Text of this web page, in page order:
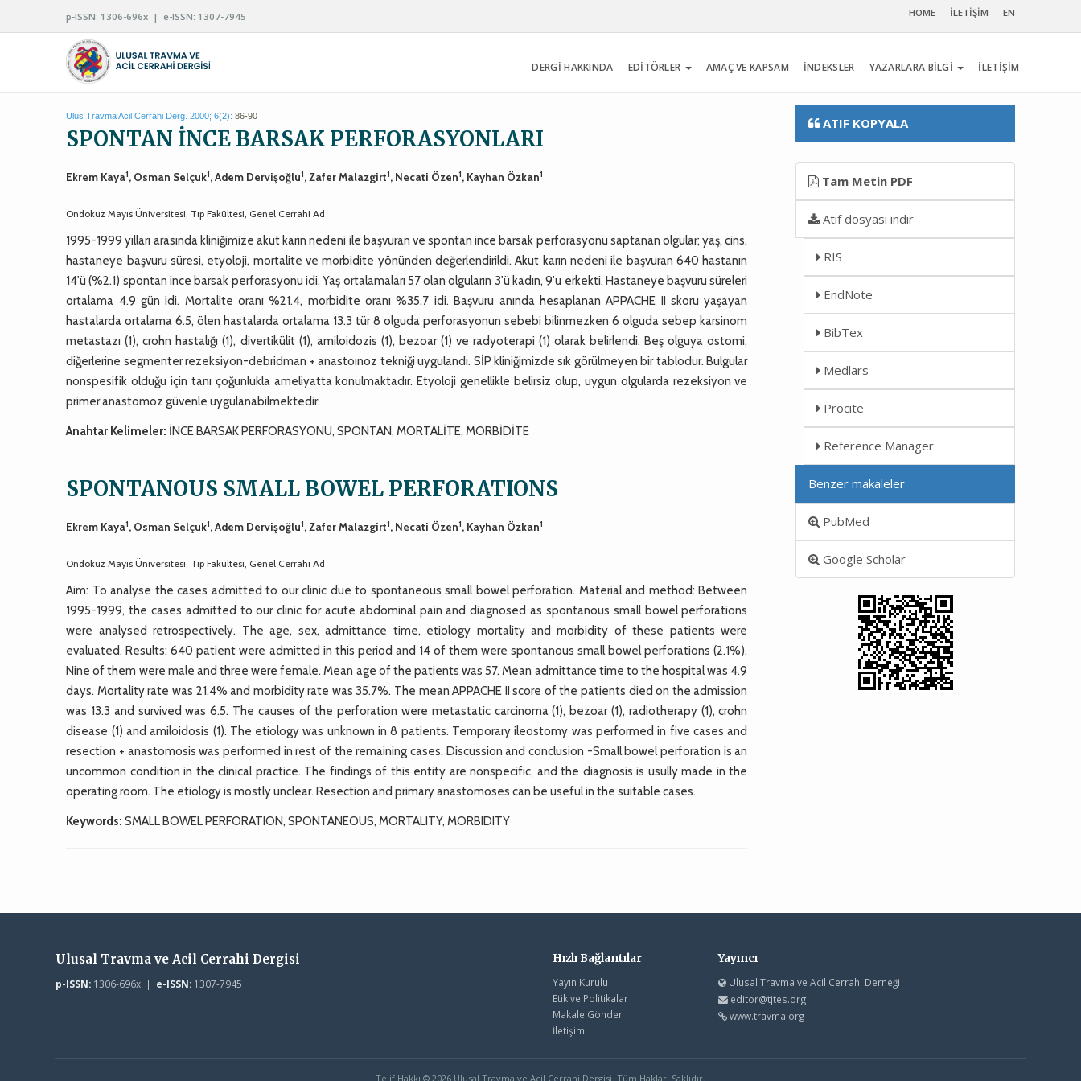
p-ISSN: 1306-696x | e-ISSN: 1307-7945 HOME İLETİŞİM EN
DERGİ HAKKINDA EDİTÖRLER AMAÇ VE KAPSAM İNDEKSLER YAZARLARA BİLGİ İLETİŞİM
Ulus Travma Acil Cerrahi Derg. 2000; 6(2): 86-90
SPONTAN İNCE BARSAK PERFORASYONLARI
Ekrem Kaya1, Osman Selçuk1, Adem Dervişoğlu1, Zafer Malazgirt1, Necati Özen1, Kayhan Özkan1
Ondokuz Mayıs Üniversitesi, Tıp Fakültesi, Genel Cerrahi Ad
1995-1999 yılları arasında kliniğimize akut karın nedeni ile başvuran ve spontan ince barsak perforasyonu saptanan olgular; yaş, cins,
hastaneye başvuru süresi, etyoloji, mortalite ve morbidite yönünden değerlendirildi. Akut karın nedeni ile başvuran 640 hastanın
14'ü (%2.1) spontan ince barsak perforasyonu idi. Yaş ortalamaları 57 olan olguların 3'ü kadın, 9'u erkekti. Hastaneye başvuru süreleri
ortalama 4.9 gün idi. Mortalite oranı %21.4, morbidite oranı %35.7 idi. Başvuru anında hesaplanan APPACHE II skoru yaşayan
hastalarda ortalama 6.5, ölen hastalarda ortalama 13.3 tür 8 olguda perforasyonun sebebi bilinmezken 6 olguda sebep karsinom
metastazı (1), crohn hastalığı (1), divertikülit (1), amiloidozis (1), bezoar (1) ve radyoterapi (1) olarak belirlendi. Beş olguya ostomi,
diğerlerine segmenter rezeksiyon-debridman + anastoınoz tekniği uygulandı. SİP kliniğimizde sık görülmeyen bir tablodur. Bulgular
nonspesifik olduğu için tanı çoğunlukla ameliyatta konulmaktadır. Etyoloji genellikle belirsiz olup, uygun olgularda rezeksiyon ve
primer anastomoz güvenle uygulanabilmektedir.
Anahtar Kelimeler: İNCE BARSAK PERFORASYONU, SPONTAN, MORTALİTE, MORBİDİTE
SPONTANOUS SMALL BOWEL PERFORATIONS
Ekrem Kaya1, Osman Selçuk1, Adem Dervişoğlu1, Zafer Malazgirt1, Necati Özen1, Kayhan Özkan1
Ondokuz Mayıs Üniversitesi, Tıp Fakültesi, Genel Cerrahi Ad
Aim: To analyse the cases admitted to our clinic due to spontaneous small bowel perforation. Material and method: Between
1995-1999, the cases admitted to our clinic for acute abdominal pain and diagnosed as spontanous small bowel perforations
were analysed retrospectively. The age, sex, admittance time, etiology mortality and morbidity of these patients were
evaluated. Results: 640 patient were admitted in this period and 14 of them were spontanous small bowel perforations (2.1%).
Nine of them were male and three were female. Mean age of the patients was 57. Mean admittance time to the hospital was 4.9
days. Mortality rate was 21.4% and morbidity rate was 35.7%. The mean APPACHE II score of the patients died on the admission
was 13.3 and survived was 6.5. The causes of the perforation were metastatic carcinoma (1), bezoar (1), radiotherapy (1), crohn
disease (1) and amiloidosis (1). The etiology was unknown in 8 patients. Temporary ileostomy was performed in five cases and
resection + anastomosis was performed in rest of the remaining cases. Discussion and conclusion -Small bowel perforation is an
uncommon condition in the clinical practice. The findings of this entity are nonspecific, and the diagnosis is usully made in the
operating room. The etiology is mostly unclear. Resection and primary anastomoses can be useful in the suitable cases.
Keywords: SMALL BOWEL PERFORATION, SPONTANEOUS, MORTALITY, MORBIDITY
ATIF KOPYALA
Tam Metin PDF
Atıf dosyası indir
RIS
EndNote
BibTex
Medlars
Procite
Reference Manager
Benzer makaleler
PubMed
Google Scholar
Ulusal Travma ve Acil Cerrahi Dergisi
p-ISSN:1306-696x | e-ISSN:1307-7945
Hızlı Bağlantılar
Yayın Kurulu
Etik ve Politikalar
Makale Gönder
İletişim
Yayıncı
Ulusal Travma ve Acil Cerrahi Derneği
editor@tjtes.org
www.travma.org
Telif Hakkı © 2026 Ulusal Travma ve Acil Cerrahi Dergisi. Tüm Hakları Saklıdır.